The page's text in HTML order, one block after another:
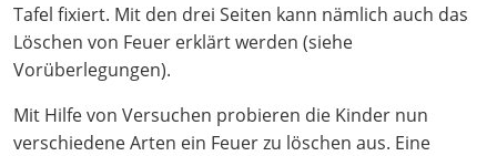
Tafel fixiert. Mit den drei Seiten kann nämlich auch das
Löschen von Feuer erklärt werden (siehe
Vorüberlegungen).
Mit Hilfe von Versuchen probieren die Kinder nun
verschiedene Arten ein Feuer zu löschen aus. Eine